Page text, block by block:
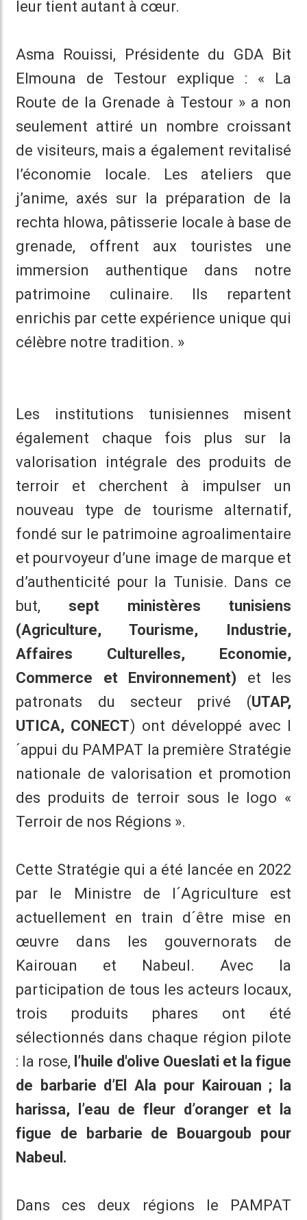
leur tient autant à cœur.
Asma Rouissi, Présidente du GDA Bit
Elmouna de Testour explique : « La
Route de la Grenade à Testour » a non
seulement attiré un nombre croissant
de visiteurs, mais a également revitalisé
l’économie locale. Les ateliers que
j’anime, axés sur la préparation de la
rechta hlowa, pâtisserie locale à base de
grenade, offrent aux touristes une
immersion authentique dans notre
patrimoine culinaire. Ils repartent
enrichis par cette expérience unique qui
célèbre notre tradition. »
Les institutions tunisiennes misent
également chaque fois plus sur la
valorisation intégrale des produits de
terroir et cherchent à impulser un
nouveau type de tourisme alternatif,
fondé sur le patrimoine agroalimentaire
et pourvoyeur d’une image de marque et
d’authenticité pour la Tunisie. Dans ce
but, sept ministères tunisiens
(Agriculture, Tourisme, Industrie,
Affaires Culturelles, Economie,
Commerce et Environnement) et les
patronats du secteur privé (UTAP,
UTICA, CONECT) ont développé avec l
´appui du PAMPAT la première Stratégie
nationale de valorisation et promotion
des produits de terroir sous le logo «
Terroir de nos Régions ».
Cette Stratégie qui a été lancée en 2022
par le Ministre de l´Agriculture est
actuellement en train d´être mise en
œuvre dans les gouvernorats de
Kairouan et Nabeul. Avec la
participation de tous les acteurs locaux,
trois produits phares ont été
sélectionnés dans chaque région pilote
: la rose, l’huile d'olive Oueslati et la figue
de barbarie d’El Ala pour Kairouan ; la
harissa, l’eau de fleur d’oranger et la
figue de barbarie de Bouargoub pour
Nabeul.
Dans ces deux régions le PAMPAT